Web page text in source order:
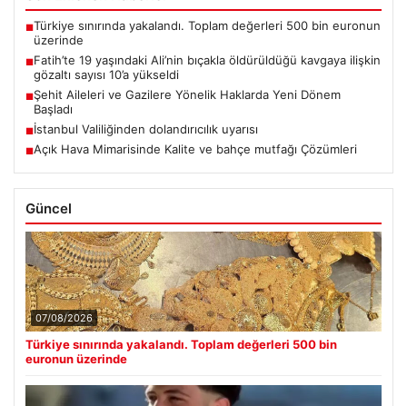
■Türkiye sınırında yakalandı. Toplam değerleri 500 bin euronun
üzerinde
■Fatih’te 19 yaşındaki Ali’nin bıçakla öldürüldüğü kavgaya ilişkin
gözaltı sayısı 10’a yükseldi
■Şehit Aileleri ve Gazilere Yönelik Haklarda Yeni Dönem
Başladı
■İstanbul Valiliğinden dolandırıcılık uyarısı
■Açık Hava Mimarisinde Kalite ve bahçe mutfağı Çözümleri
Güncel
07/08/2026
Türkiye sınırında yakalandı. Toplam değerleri 500 bin
euronun üzerinde